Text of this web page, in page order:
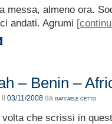
messa, almeno ora.
andati. Agrumi
– Benin –
03/11/2008 da raffaele cetto
volta che scrissi in